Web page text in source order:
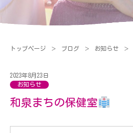
トップページ ブログ お知らせ
2023年8月23日
お知らせ
和泉まちの保健室